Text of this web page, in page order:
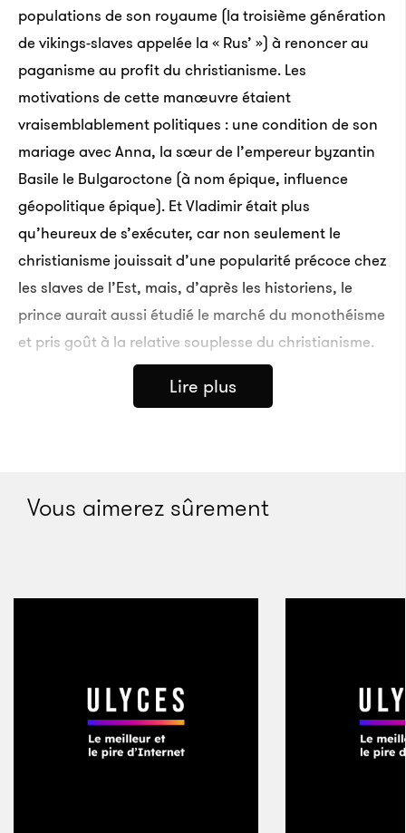
populations de son royaume (la troisième génération
de vikings-slaves appelée la « Rus’ ») à renoncer au
paganisme au profit du christianisme. Les
motivations de cette manœuvre étaient
vraisemblablement politiques : une condition de son
mariage avec Anna, la sœur de l’empereur byzantin
Basile le Bulgaroctone (à nom épique, influence
géopolitique épique). Et Vladimir était plus
qu’heureux de s’exécuter, car non seulement le
christianisme jouissait d’une popularité précoce chez
les slaves de l’Est, mais, d’après les historiens, le
prince aurait aussi étudié le marché du monothéisme
et pris goût à la relative souplesse du christianisme.
Des Vladimir à travers l’histoire
de la mer Noire à la mer Baltique. Toutefois, à partir
sa prétention d’État successeur de la Rus’. Alors que
la Moscovie s’est muée en Russie, puis en Union
soviétique, puis à nouveau en Russie, ce lien avec
Lire plus
Vous aimerez sûrement